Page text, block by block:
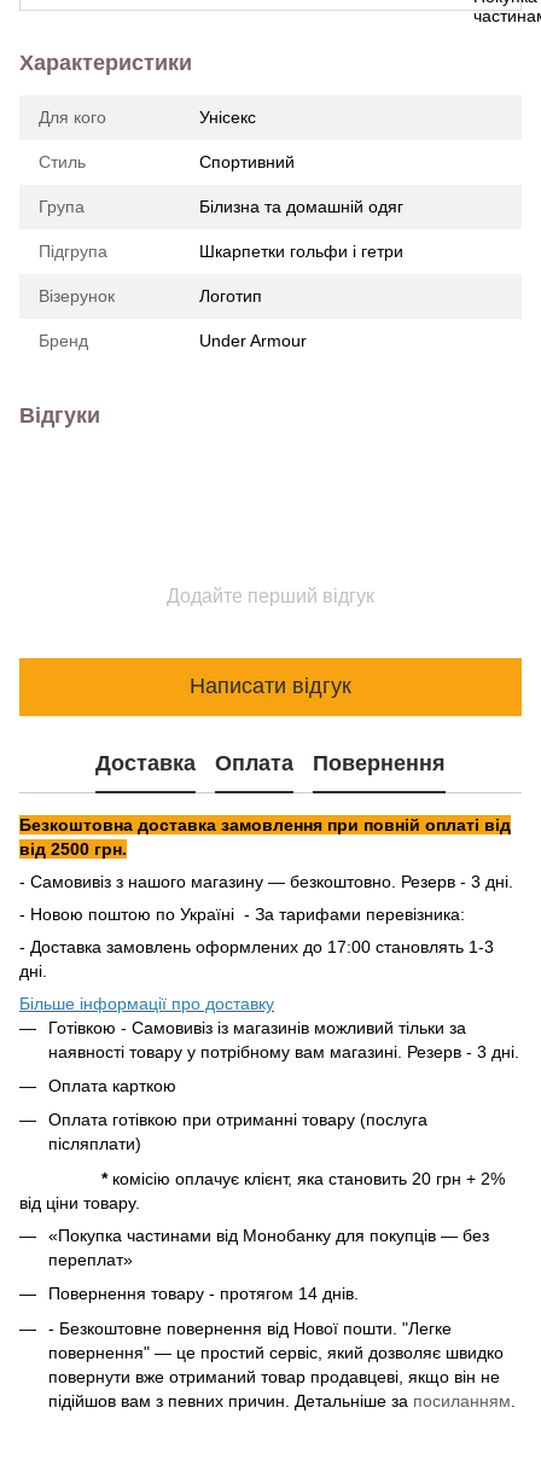
Характеристики
Для кого Унісекс
Стиль Спортивний
Група Білизна та домашній одяг
Підгрупа Шкарпетки гольфи і гетри
Візерунок Логотип
Бренд Under Armour
Відгуки
Додайте перший відгук
Написати відгук
Доставка Оплата Повернення
Безкоштовна доставка замовлення при повній оплаті від
від 2500 грн.
- Самовивіз з нашого магазину — безкоштовно. Резерв - 3 дні.
- Новою поштою по Україні - За тарифами перевізника:
- Доставка замовлень оформлених до 17:00 становлять 1-3
дні.
Більше інформації про доставку
Готівкою - Самовивіз із магазинів можливий тільки за
наявності товару у потрібному вам магазині. Резерв - 3 дні.
Оплата карткою
Оплата готівкою при отриманні товару (послуга
післяплати)
* комісію оплачує клієнт, яка становить 20 грн + 2%
від ціни товару.
«Покупка частинами від Монобанку для покупців — без
переплат»
Повернення товару - протягом 14 днів.
- Безкоштовне повернення від Нової пошти. "Легке
повернення" — це простий сервіс, який дозволяє швидко
повернути вже отриманий товар продавцеві, якщо він не
підійшов вам з певних причин. Детальніше за посиланням